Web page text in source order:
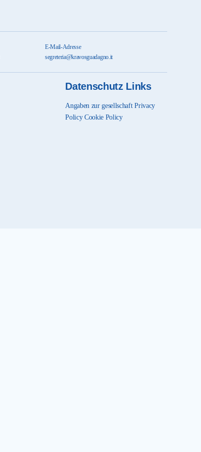
E-Mail-Adresse
segreteria@kravosguadagno.it
Datenschutz Links
Angaben zur gesellschaftPrivacy
Policy Cookie Policy